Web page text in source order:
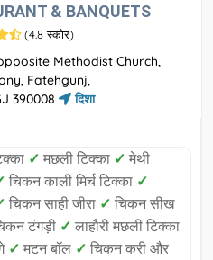
& BANQUETS
(4.8 स्कोर)
Methodist Church,
Fatehgunj,
390008
दिशा
✓ मछली टिक्का ✓ मेथी
चिकन काली मिर्च टिक्का ✓
चिकन साही जीरा ✓ चिकन सीख
टंगड़ी ✓ लाहौरी मछली टिक्का
✓ मटन बॉल ✓ चिकन करी और